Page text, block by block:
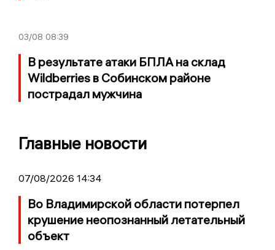
03/08 08:39
В результате атаки БПЛА на склад
Wildberries в Собинском районе
пострадал мужчина
Главные новости
07/08/2026 14:34
Во Владимирской области потерпел
крушение неопознанный летательный
объект